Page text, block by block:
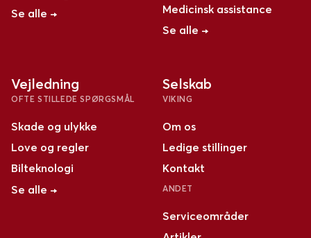
Se alle →
Medicinsk assistance
Se alle →
Vejledning
OFTE STILLEDE SPØRGSMÅL
Skade og ulykke
Love og regler
Bilteknologi
Se alle →
Selskab
VIKING
Om os
Ledige stillinger
Kontakt
ANDET
Serviceområder